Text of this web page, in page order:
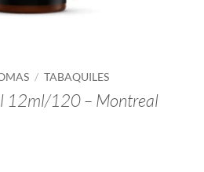
/ TABAQUILES
12ml/120 – Montreal